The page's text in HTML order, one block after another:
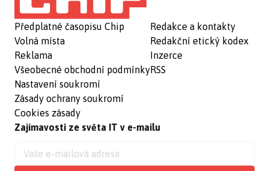
Předplatné časopisu Chip
Volná místa
Reklama
Všeobecné obchodní podmínky
Nastavení soukromí
Zásady ochrany soukromí
Cookies zásady
Redakce a kontakty
Redakční etický kodex
Inzerce
RSS
Zajímavosti ze světa IT v e-mailu